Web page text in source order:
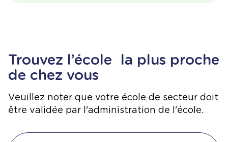
Trouvez l’école la plus proche
de chez vous
Veuillez noter que votre école de secteur doit
être validée par l'administration de l'école.